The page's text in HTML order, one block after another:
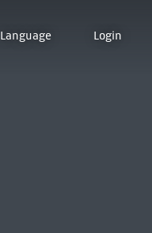
Language Login